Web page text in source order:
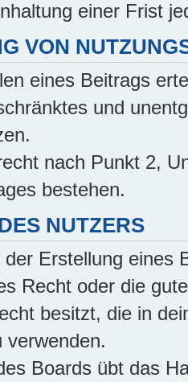
einer Frist
VON
eines Beitrags
und
nach Punkt 2,
bestehen.
NUTZERS
Erstellung eines
Recht oder die
besitzt, die in
verwenden.
Boards übt das